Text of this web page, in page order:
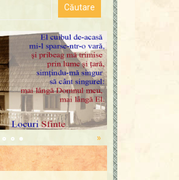
»